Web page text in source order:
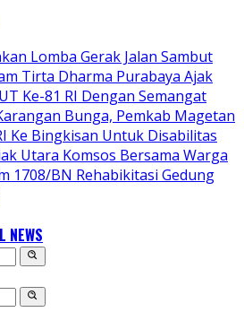
Lomba Gerak Jalan Sambut
Tirta Dharma Purabaya Ajak
Ke-81 RI Dengan Semangat
Bunga, Pemkab Magetan
Ke Bingkisan Untuk Disabilitas
Utara Komsos Bersama Warga
1708/BN Rehabikitasi Gedung
NEWS